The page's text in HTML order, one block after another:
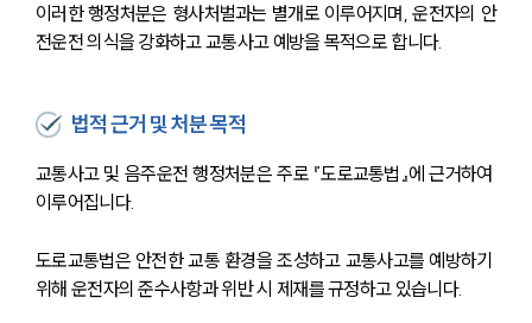
이러한 행정처분은 형사처벌과는 별개로 이루어지며, 운전자의 안
전운전 의식을 강화하고 교통사고 예방을 목적으로 합니다.
법적 근거 및 처분 목적
교통사고 및 음주운전 행정처분은 주로 『도로교통법』에 근거하여
이루어집니다.
도로교통법은 안전한 교통 환경을 조성하고 교통사고를 예방하기
위해 운전자의 준수사항과 위반 시 제재를 규정하고 있습니다.